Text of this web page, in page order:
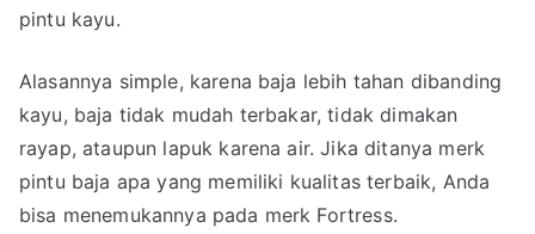
pintu kayu.
Alasannya simple, karena baja lebih tahan dibanding
kayu, baja tidak mudah terbakar, tidak dimakan
rayap, ataupun lapuk karena air. Jika ditanya merk
pintu baja apa yang memiliki kualitas terbaik, Anda
bisa menemukannya pada merk Fortress.